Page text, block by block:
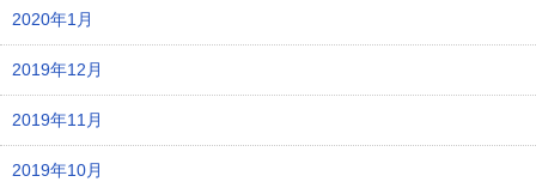
2020年1月
2019年12月
2019年11月
2019年10月